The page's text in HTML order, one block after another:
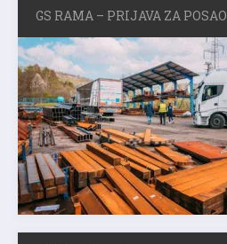
GS RAMA – PRIJAVA ZA POSAO